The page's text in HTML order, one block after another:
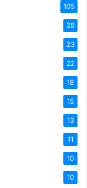
105
28
23
22
18
15
13
11
10
10